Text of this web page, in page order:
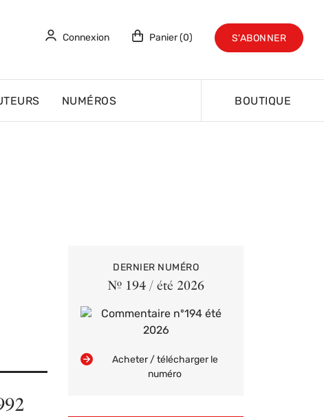
Connexion Panier (0) S'ABONNER
NUMÉROS BOUTIQUE
DERNIER NUMÉRO
Nº 194 / été 2026
Acheter / télécharger le
numéro